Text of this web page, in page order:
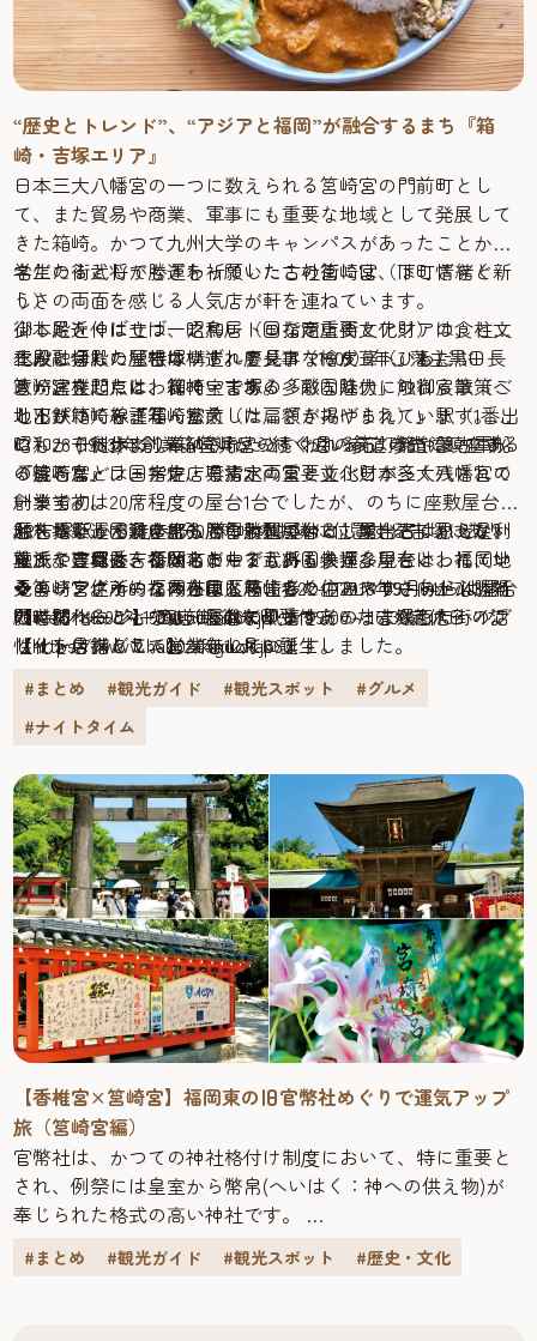
“歴史とトレンド”、“アジアと福岡”が融合するまち『箱
崎・吉塚エリア』
日本三大八幡宮の一つに数えられる筥崎宮の門前町とし
て、また貿易や商業、軍事にも重要な地域として発展して
きた箱崎。かつて九州大学のキャンパスがあったことから
学生の街としてもぎわっていたこの街には、下町情緒と新
しさの両面を感じる人気店が軒を連ねています。
少し足を伸ばせば、昭和レトロな商店街とアジアの食と文
化が融合した『吉塚リトルアジアマーケット』も。
筥崎宮を起点に、箱崎・吉塚の多彩な魅力に触れる散策へ
と出かけてみませんか？
名だたる武将が勝運を祈願した古社筥崎宮（はこざきぐ
う）
御本殿近くに立つ一之鳥居（国指定重要文化財）は、柱が
三段に切れた独特の構造。慶長14（1609）年、藩主黒田長
政が建立したとわれています。
地下鉄箱崎線『箱崎宮前（はこざきみやまえ）』駅（1番出
口）から徒歩3分。箱崎浜から続く広い参道の先に鎮座する
『筥崎宮』は、宇佐、石清水両宮と並ぶ日本三大八幡宮の
一つです。
厄を払い、困難に打ち勝つ勝運の神として、古くから足利
尊氏や豊臣秀吉など名だたる武将も参拝。現在は、福岡ソ
フトバンクホークスをはじめ、多くのアスリートが必勝祈
願に訪れることでも知られています。
本殿と拝殿の屋根はいずれも見事な檜皮葺（ひわだぶ
き）。楼門には、御神宝である「敵国降伏」の御宸筆（ご
しんぴつ）を謹写・拡大した扁額が掲げられています。他
にも、千利休より奉納されたといわれる石灯籠や蒙古軍船
の碇石など、国指定・県指定の重要文化財が多く残されて
います。
触れると運が湧き出ると言われている「湧出石」。ぜひ、
触ってご利益を祈願しましょう。
❖筥崎宮住所：福岡市東区箱崎1-22-1TEL：092-641-7431開
門時間：6:00～19:00 ※御朱印受付9:00～16:30定休日：な
しhttps://www.hakozakigu.or.jp/
やま）
昭和28 (1953)年創業。筥崎宮のすぐ目の前、参道沿いにあ
る焼き鳥・ラーメン店です。
創業当初は20席程度の屋台1台でしたが、のちに座敷屋台1
台を増築して、座席60席の大型屋台に。屋台とは思えない
立派な建具と、冬はストーブもある快適な屋台として、地
元のシンボル的な存在になりました。2018年9月からは屋台
の老朽化にともない、屋台の風情をそのまま残したハイブ
リット店舗として営業をしています。
の方にもおすすめです。（予約可）
自家製天然塩を使った定番の焼き鳥メニューに加え、新鮮
り燻製串などが自慢です。筥崎宮の鳥居や、参道の四季を
眺めながらゆっくりとこの店ならではの屋台メニューを楽
しむことができます。
昼から営業しているのでランチにも利用できます。
❖花山住所：福岡市東区箱崎1-44-17TEL：092-631-1408営業
時間：12:00～24:00（L.O.23:00）定休日：月曜日
https://yatai-hanayama.co.jp/
全国から足を運ぶファンも多い人気店パンストック 箱崎本
店
ハード系からソフト系、惣菜系からスイーツ系まで、 店内
す。
福岡市の中心部から少し離れた地にありながら、地元だけ
でなく全国のパン好きにその名をとどろかすブーランジェ
リー。この店出身のパン職人も多く、福岡のパン業界をけ
ん引する存在でもあります。
人気の秘密は、オーナーシェフ・平山哲生さんが、地元や
JR吉塚駅から徒歩4分、箱崎のお隣に位置する吉塚にあり
ます。吉塚は、福岡市の中でも外国人が多いといわれてい
るエリア。そのため外国人居住者の住みやすさ向上
と、“シャッター商店街”になりつつあった吉塚商店街の活
性化を目指して、2020年12月に誕生しました。
国から誘致した本場アジア料理など多国籍店舗10軒以上を
含む、40数軒のお店が集まっています。
『ガネーシャ』
商店街内には、ミャンマーから迎えた全長約2mの黄金に輝
くお釈迦様や、インドからやって来たヒンズー教の神「ガ
ネーシャ」の石像なども登場。福岡にいながら旅行気分
で、アジアの食と文化を楽しめるスポットです。
空き店舗のシャッターを彩るシャッターアートは、地域の
子どもたちや、商店街の方々、外国人の学生さんたちが描
いたもの
❖吉塚リトルアジアマーケット住所：福岡市博多区吉塚1-
20−3（事務局）TEL：092-409-3209営業時間・定休日：店
https://yoshiduka-yla.com/
※営業時間は、新型コロナウイルスへの対策などで変更に
なっている場合があります。各店舗のサイトやSNSをご確
認ください。※料金やメニューは2023年1月現在のもので
す。変更になる場合もあります。
★写真で福岡の観光の魅力を紹介するWebページとインス
【Web ページ】 fukuoka360.jp
【インスタグラム】 fukuoka360
#まとめ #観光ガイド #観光スポット
#グルメ
#ナイトタイム
【香椎宮×筥崎宮】福岡東の旧官幣社めぐりで運気アップ
旅（筥崎宮編）
官幣社は、かつての神社格付け制度において、特に重要と
され、例祭には皇室から幣帛(へいはく：神への供え物)が
奉じられた格式の高い神社です。
あり、その歴史的価値は高く評価されています。
#まとめ #観光ガイド #観光スポット #歴史・文化